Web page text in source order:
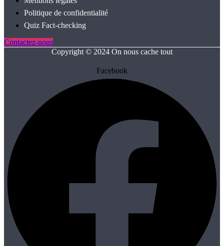
Politique de confidentialité
Quiz Fact‑checking
Contactez-nous
Copyright © 2024 On nous cache tout
Facebook